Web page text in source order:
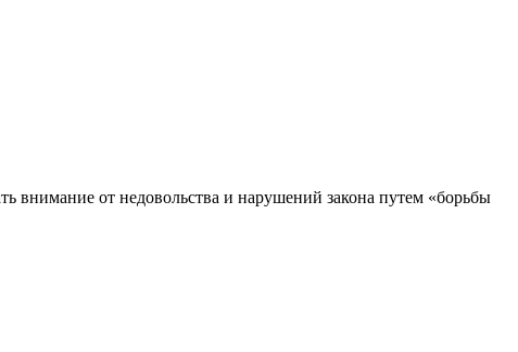
внимание от недовольства и нарушений закона путем «борьбы